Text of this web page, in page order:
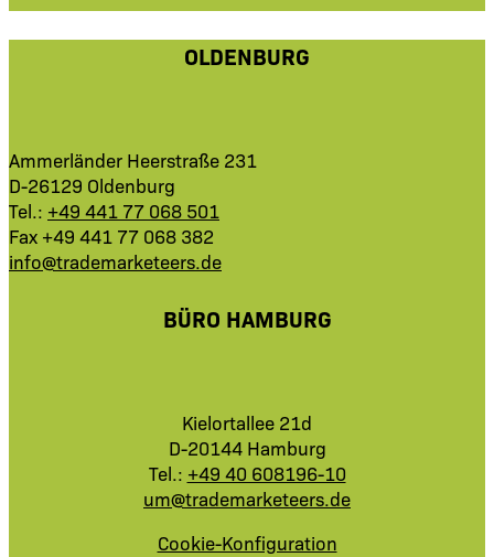
OLDENBURG
Ammerländer Heerstraße 231
D-26129 Oldenburg
Tel.: +49 441 77 068 501
Fax +49 441 77 068 382
info@trademarketeers.de
BÜRO HAMBURG
Kielortallee 21d
D-20144 Hamburg
Tel.: +49 40 608196-10
um@trademarketeers.de
Cookie-Konfiguration